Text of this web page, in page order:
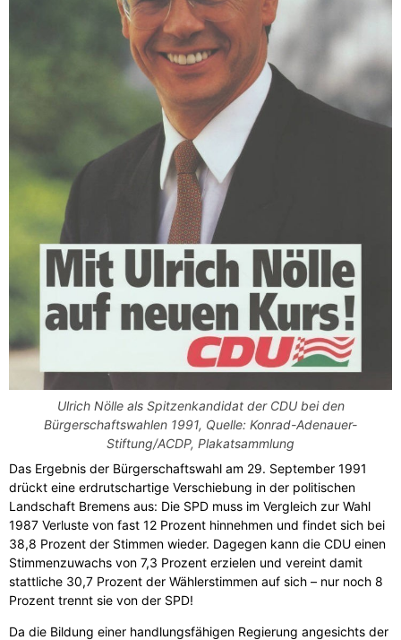
Ulrich Nölle als Spitzenkandidat der CDU bei den
Bürgerschaftswahlen 1991, Quelle: Konrad-Adenauer-
Stiftung/ACDP, Plakatsammlung
Das Ergebnis der Bürgerschaftswahl am 29. September 1991
drückt eine erdrutschartige Verschiebung in der politischen
Landschaft Bremens aus: Die SPD muss im Vergleich zur Wahl
1987 Verluste von fast 12 Prozent hinnehmen und findet sich bei
38,8 Prozent der Stimmen wieder. Dagegen kann die CDU einen
Stimmenzuwachs von 7,3 Prozent erzielen und vereint damit
stattliche 30,7 Prozent der Wählerstimmen auf sich – nur noch 8
Prozent trennt sie von der SPD!
Da die Bildung einer handlungsfähigen Regierung angesichts der